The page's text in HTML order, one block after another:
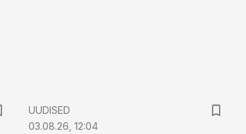
UUDISED
03.08.26, 12:04